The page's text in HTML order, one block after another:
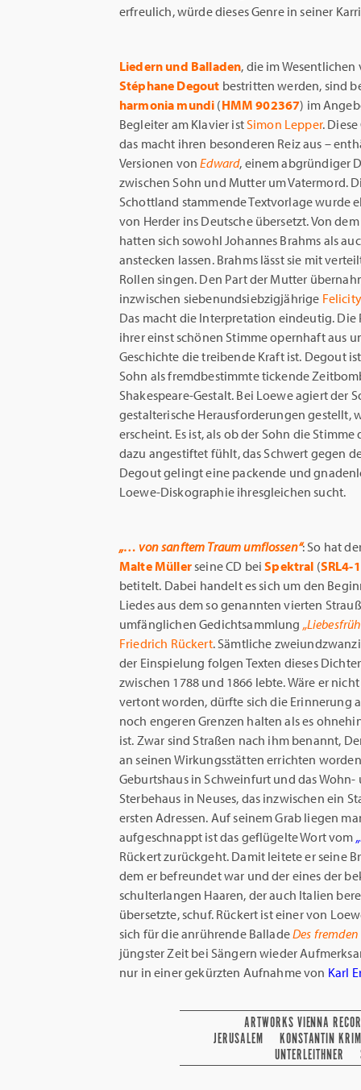
erfreulich, würde dieses Genre in seiner
Liedern und Balladen, die im Wesentlichen
Stéphane Degout bestritten werden, sind
harmonia mundi (HMM 902367) im
Begleiter am Klavier istSimon Lepper.
das macht ihren besonderen Reiz aus –
Versionen vonEdward, einem abgründiger
zwischen Sohn und Mutter um Vatermord.
Schottland stammende Textvorlage wurde
von Herder ins Deutsche übersetzt. Von
hatten sich sowohl Johannes Brahms als
anstecken lassen. Brahms lässt sie mit
Rollen singen. Den Part der Mutter
inzwischen siebenundsiebzigjährige
Das macht die Interpretation eindeutig. Die
ihrer einst schönen Stimme opernhaft aus
Geschichte die treibende Kraft ist. Degout
Sohn als fremdbestimmte tickende
Shakespeare-Gestalt. Bei Loewe agiert der
gestalterische Herausforderungen
erscheint. Es ist, als ob der Sohn die
dazu angestiftet fühlt, das Schwert gegen
Degout gelingt eine packende und
Loewe-Diskographie ihresgleichen sucht.
„… von sanftem Traum umflossen“: So hat
Malte Müllerseine CD beiSpektral (SRL4-
betitelt. Dabei handelt es sich um den
Liedes aus dem so genannten vierten
umfänglichen Gedichtsammlung
Friedrich Rückert. Sämtliche
der Einspielung folgen Texten dieses
zwischen 1788 und 1866 lebte. Wäre er
vertont worden, dürfte sich die Erinnerung
noch engeren Grenzen halten als es
ist. Zwar sind Straßen nach ihm benannt,
an seinen Wirkungsstätten errichten
Geburtshaus in Schweinfurt und das Wohn-
Sterbehaus in Neuses, das inzwischen ein
ersten Adressen. Auf seinem Grab liegen
aufgeschnappt ist das geflügelte Wort vom
Rückert zurückgeht. Damit leitete er seine
dem er befreundet war und der eines der
schulterlangen Haaren, der auch Italien
übersetzte, schuf. Rückert ist einer von
sich für die anrührende BalladeDes fremden
jüngster Zeit bei Sängern wieder
nur in einer gekürzten Aufnahme von Karl
ARTWORKS VIENNA
JERUSALEM
KONSTANTIN
UNTERLEITHNER